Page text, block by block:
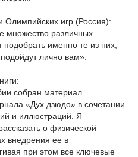
игр (Россия):
множество различных
именно те из них,
лично вам».
собран материал
«Дух дзюдо» в сочетании
и иллюстраций. Я
о физической
внедрения ее в
при этом все ключевые